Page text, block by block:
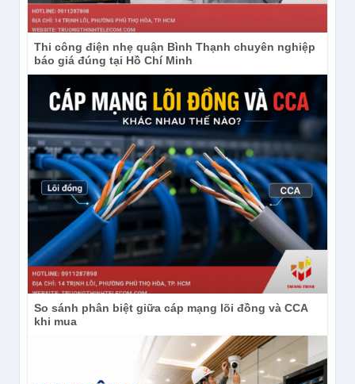
Thi công điện nhẹ quận Bình Thạnh chuyên nghiệp
báo giá đúng tại Hồ Chí Minh
So sánh phân biệt giữa cáp mạng lõi đồng và CCA
khi mua